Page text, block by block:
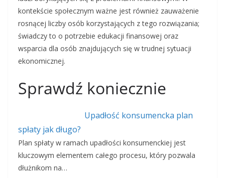
kontekście społecznym ważne jest również zauważenie
rosnącej liczby osób korzystających z tego rozwiązania;
świadczy to o potrzebie edukacji finansowej oraz
wsparcia dla osób znajdujących się w trudnej sytuacji
ekonomicznej.
Sprawdź koniecznie
Upadłość konsumencka plan
spłaty jak długo?
Plan spłaty w ramach upadłości konsumenckiej jest
kluczowym elementem całego procesu, który pozwala
dłużnikom na…